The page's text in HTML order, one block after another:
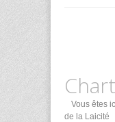
Vous êtes
de la Laicité